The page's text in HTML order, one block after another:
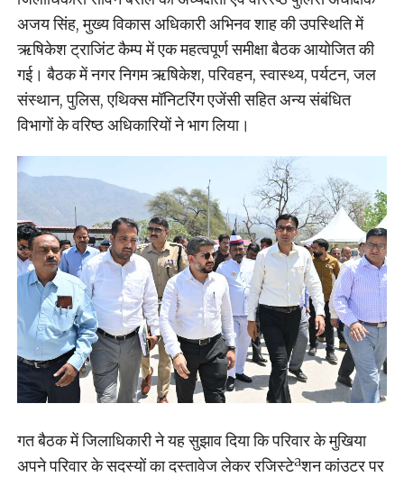
अजय सिंह, मुख्य विकास अधिकारी अभिनव शाह की उपस्थिति में
ऋषिकेश ट्राजिंट कैम्प में एक महत्वपूर्ण समीक्षा बैठक आयोजित की
गई। बैठक में नगर निगम ऋषिकेश, परिवहन, स्वास्थ्य, पर्यटन, जल
संस्थान, पुलिस, एथिक्स मॉनिटरिंग एजेंसी सहित अन्य संबंधित
विभागों के वरिष्ठ अधिकारियों ने भाग लिया।
गत बैठक में जिलाधिकारी ने यह सुझाव दिया कि परिवार के मुखिया
अपने परिवार के सदस्यों का दस्तावेज लेकर रजिस्टेªशन कांउटर पर